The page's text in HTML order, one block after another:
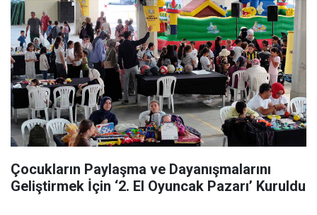
Çocukların Paylaşma ve Dayanışmalarını
Geliştirmek İçin ‘2. El Oyuncak Pazarı’ Kuruldu